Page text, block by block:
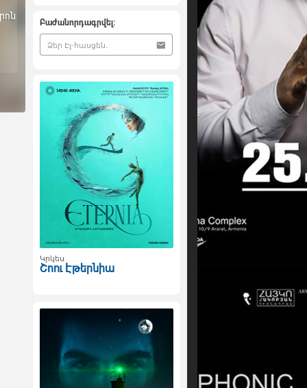
Բաժանորդագրվել:
Կրկես
Շոու Էթերնիա